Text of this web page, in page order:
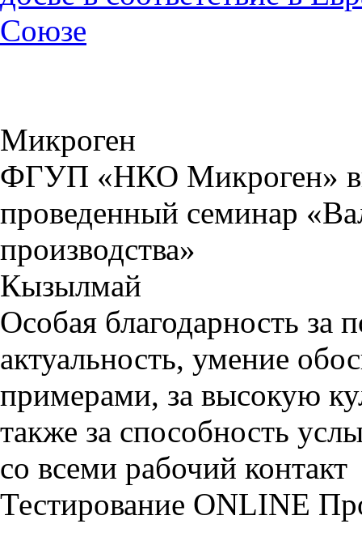
Союзе
Микроген
ФГУП «НКО Микроген»
проведенный семинар
производства»
Кызылмай
Особая благодарность за
актуальность, умение
примерами, за высокую
также за способность
со всеми рабочий контакт
Тестирование ONLINE